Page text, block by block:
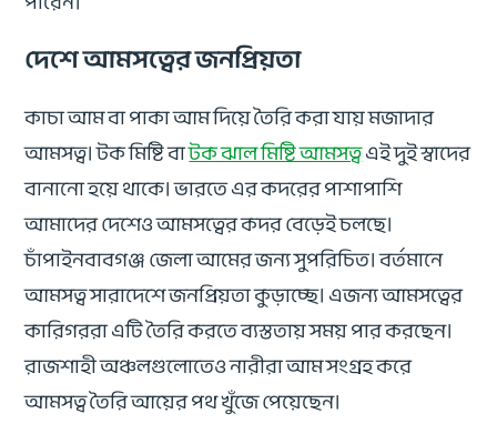
দেশে আমসত্বের জনপ্রিয়তা
কাচা আম বা পাকা আম দিয়ে তৈরি করা যায় মজাদার
আমসত্ব। টক মিষ্টি বাটক ঝাল মিষ্টি আমসত্বএই ‍দুই স্বাদের
বানানো হয়ে থাকে। ভারতে এর কদরের পাশাপাশি
আমাদের দেশেও আমসত্বের কদর বেড়েই চলছে।
চাঁপাইনবাবগঞ্জ জেলা আমের জন্য সুপরিচিত। বর্তমানে
আমসত্ব সারাদেশে জনপ্রিয়তা কুড়াচ্ছে। এজন্য আমসত্বের
কারিগররা এটি তৈরি করতে ব্যস্ততায় সময় পার করছেন।
রাজশাহী অঞ্চলগুলোতেও নারীরা আম সংগ্রহ করে
আমসত্ব তৈরি আয়ের পথ খুঁজে পেয়েছেন।